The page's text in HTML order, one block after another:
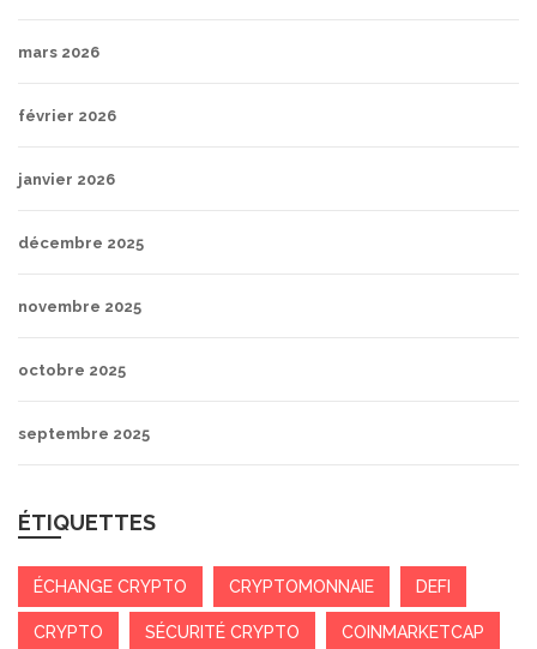
mars 2026
février 2026
janvier 2026
décembre 2025
novembre 2025
octobre 2025
septembre 2025
ÉTIQUETTES
ÉCHANGE CRYPTO CRYPTOMONNAIE DEFI
CRYPTO SÉCURITÉ CRYPTO COINMARKETCAP